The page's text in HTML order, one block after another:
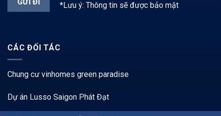
*Lưu ý: Thông tin sẽ được bảo mật
CÁC ĐỐI TÁC
Chung cư vinhomes green paradise
Dự án Lusso Saigon Phát Đạt